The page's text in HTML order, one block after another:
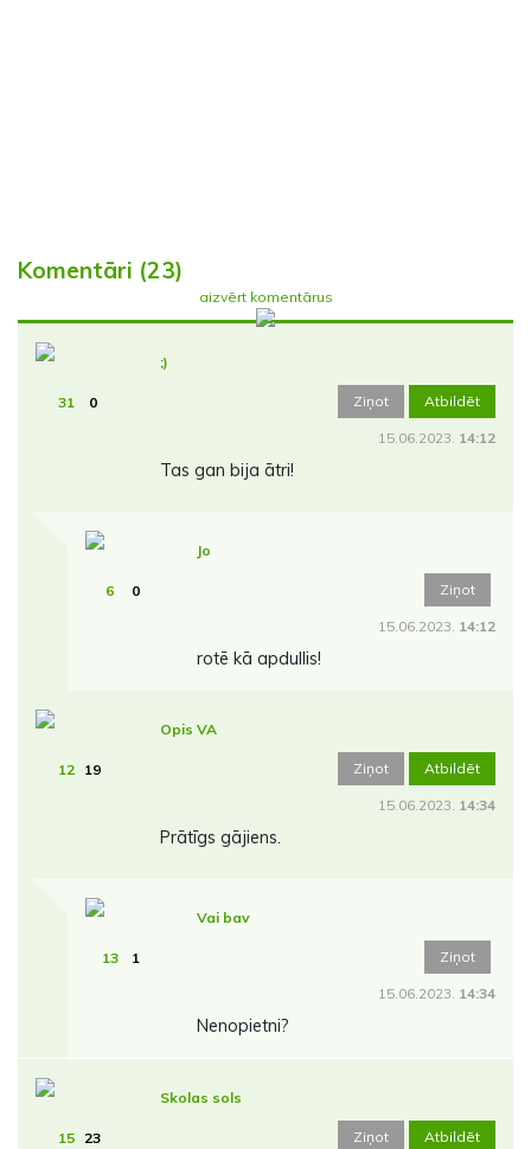
Komentāri (23)
aizvērt komentārus
31 0
;)
Ziņot Atbildēt
15.06.2023. 14:12
Tas gan bija ātri!
6 0
Jo
Ziņot
15.06.2023. 14:12
rotē kā apdullis!
12 19
Opis VA
Ziņot Atbildēt
15.06.2023. 14:34
Prātīgs gājiens.
13 1
Vai bav
Ziņot
15.06.2023. 14:34
Nenopietni?
15 23
Skolas sols
Ziņot Atbildēt